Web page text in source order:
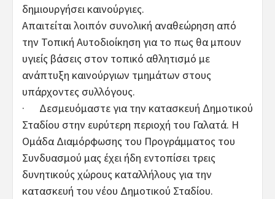
δημιουργήσει καινούργιες.
Απαιτείται λοιπόν συνολική αναθεώρηση από
την Τοπική Αυτοδιοίκηση για το πως θα μπουν
υγιείς βάσεις στον τοπικό αθλητισμό με
ανάπτυξη καινούργιων τμημάτων στους
υπάρχοντες συλλόγους.
· Δεσμευόμαστε για την κατασκευή Δημοτικού
Σταδίου στην ευρύτερη περιοχή του Γαλατά. Η
Ομάδα Διαμόρφωσης του Προγράμματος του
Συνδυασμού μας έχει ήδη εντοπίσει τρεις
δυνητικούς χώρους καταλλήλους για την
κατασκευή του νέου Δημοτικού Σταδίου.